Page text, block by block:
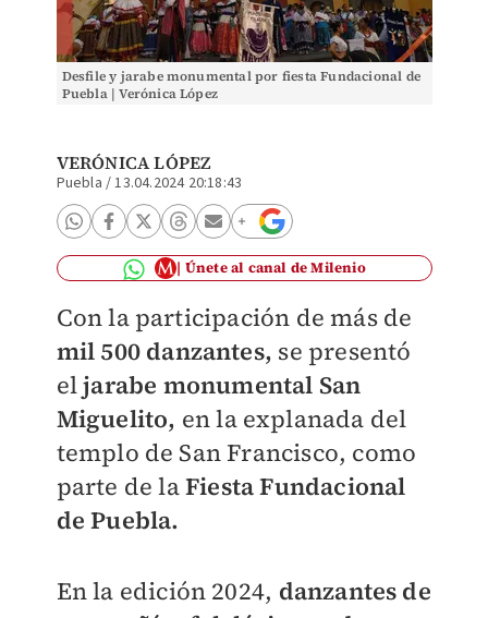
Desfile y jarabe monumental por fiesta Fundacional de
Puebla | Verónica López
VERÓNICA LÓPEZ
Puebla /13.04.2024 20:18:43
Únete al canal de Milenio
Con la participación de más de
mil 500 danzantes, se presentó
eljarabe monumental San
Miguelito, en la explanada del
templo de San Francisco, como
parte de laFiesta Fundacional
de Puebla.
En la edición 2024, danzantes de